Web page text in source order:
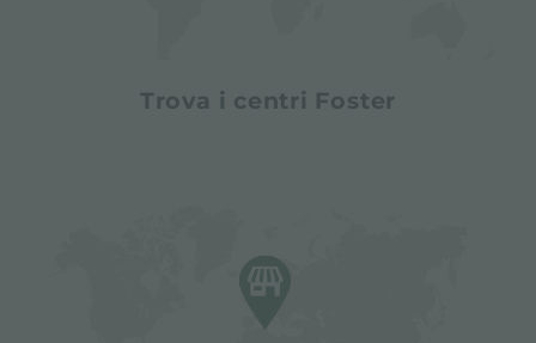
Trova i centri Foster